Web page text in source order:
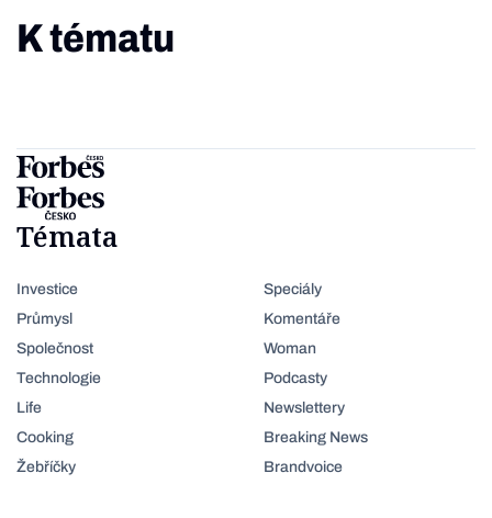
K tématu
Témata
Investice
Průmysl
Společnost
Technologie
Life
Cooking
Žebříčky
Speciály
Komentáře
Woman
Podcasty
Newslettery
Breaking News
Brandvoice